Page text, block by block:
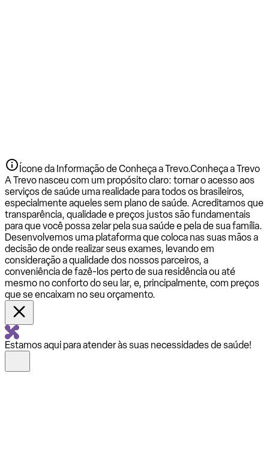
Ícone da Informação de Conheça a Trevo.Conheça a Trevo
A Trevo nasceu com um propósito claro: tornar o acesso aos
serviços de saúde uma realidade para todos os brasileiros,
especialmente aqueles sem plano de saúde. Acreditamos que
transparência, qualidade e preços justos são fundamentais
para que você possa zelar pela sua saúde e pela de sua família.
Desenvolvemos uma plataforma que coloca nas suas mãos a
decisão de onde realizar seus exames, levando em
consideração a qualidade dos nossos parceiros, a
conveniência de fazê-los perto de sua residência ou até
mesmo no conforto do seu lar, e, principalmente, com preços
que se encaixam no seu orçamento.
Estamos aqui para atender às suas necessidades de saúde!